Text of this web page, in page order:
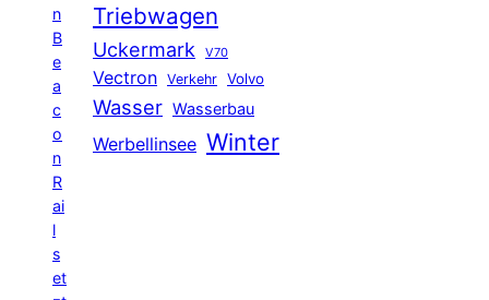
n
B
e
a
c
o
n
R
ai
l
s
et
Triebwagen
Uckermark V70
Vectron Verkehr Volvo
Wasser Wasserbau
Werbellinsee Winter